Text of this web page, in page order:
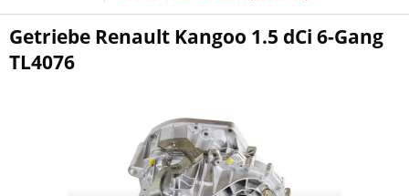
Getriebe Renault Kangoo 1.5 dCi 6-Gang
TL4076